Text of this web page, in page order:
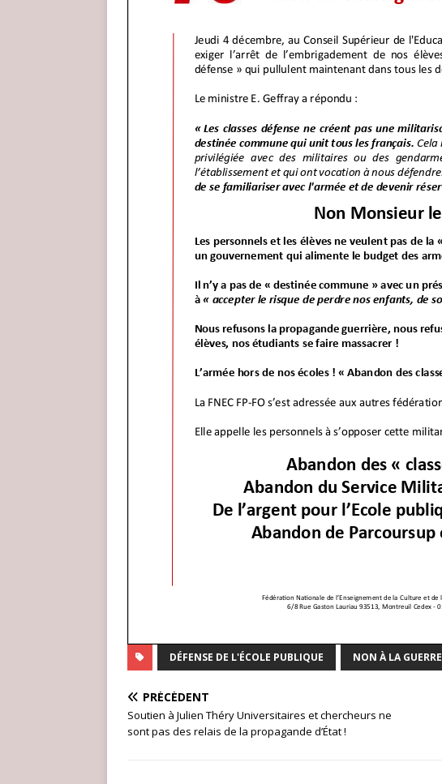
DÉFENSE DE L'ÉCOLE PUBLIQUE NON À LA GUERRE
PRÉCÉDENT
Soutien à Julien Théry Universitaires et chercheurs ne
sont pas des relais de la propagande d’État !